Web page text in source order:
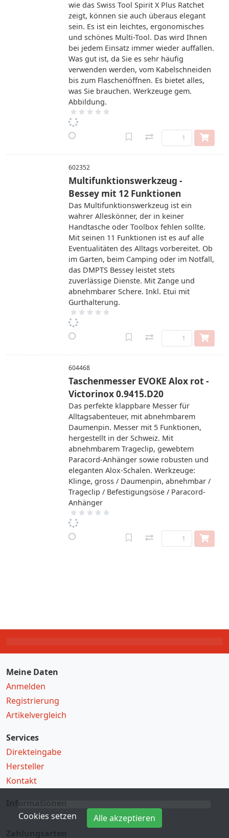
wie das Swiss Tool Spirit X Plus Ratchet
zeigt, können sie auch überaus elegant
sein. Es ist ein leichtes, ergonomisches
und schönes Multi-Tool. Das wird Ihnen
bei jedem Einsatz immer wieder auffallen.
Was gut ist, da Sie es sehr häufig
verwenden werden, vom Kabelschneiden
bis zum Flaschenöffnen. Es bietet alles,
was Sie brauchen. Werkzeuge gem.
Abbildung.
602352
Multifunktionswerkzeug -
Bessey mit 12 Funktionen
Das Multifunktionswerkzeug ist ein
wahrer Alleskönner, der in keiner
Handtasche oder Toolbox fehlen sollte.
Mit seinen 11 Funktionen ist es auf alle
Eventualitäten des Alltags vorbereitet. Ob
im Garten, beim Camping oder im Notfall,
das DMPTS Bessey leistet stets
zuverlässige Dienste. Mit Zange und
abnehmbarer Schere. Inkl. Etui mit
Gurthalterung.
604468
Taschenmesser EVOKE Alox rot -
Victorinox 0.9415.D20
Das perfekte klappbare Messer für
Alltagsabenteuer, mit abnehmbarem
Daumenpin. Messer mit 5 Funktionen,
hergestellt in der Schweiz. Mit
abnehmbarem Trageclip, gewebtem
Paracord-Anhänger sowie robusten und
eleganten Alox-Schalen. Werkzeuge:
Klinge, gross / Daumenpin, abnehmbar /
Trageclip / Befestigungsöse / Paracord-
Anhänger
Meine Daten
Anmelden
Registrierung
Artikelvergleich
Services
Direkteingabe
Hersteller
Kontakt
Informationen
Cookies setzen Alle akzeptieren